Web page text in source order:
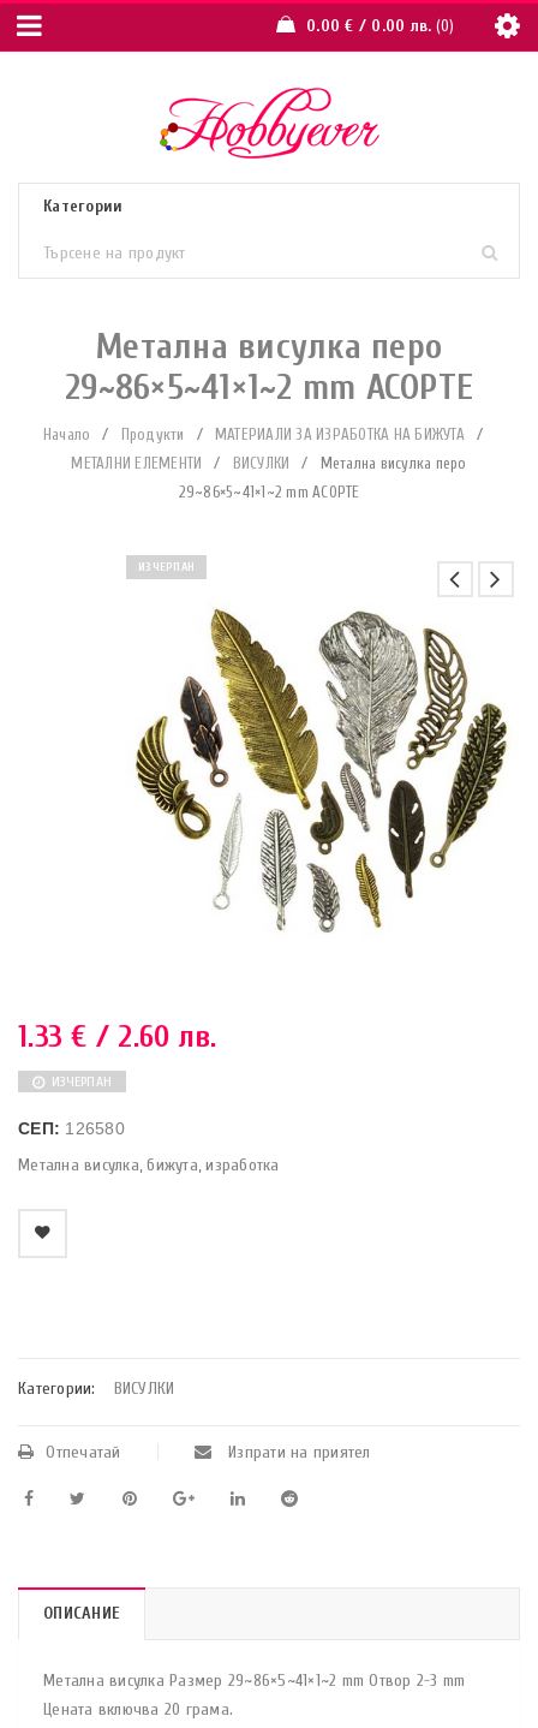
0.00€ / 0.00 лв. 0
Метална висулка перо
29~86×5~41×1~2 mm АСОРТЕ
Начало / Продукти / МАТЕРИАЛИ ЗА ИЗРАБОТКА НА БИЖУТА
/
МЕТАЛНИ ЕЛЕМЕНТИ
/ ВИСУЛКИ /
Метална висулка перо
29~86×5~41×1~2 mm АСОРТЕ
ИЗЧЕРПАН
1.33€ / 2.60 лв.
ИЗЧЕРПАН
СЕП: 126580
Метална висулка, бижута, изработка
Категории: ВИСУЛКИ
Отпечатай Изпрати на приятел
ОПИСАНИЕ
Метална висулка Размер 29~86×5~41×1~2 mm Отвор 2-3 mm
Цената включва 20 грама.